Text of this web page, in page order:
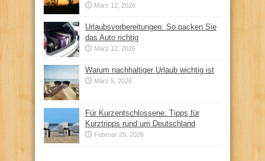
März 12, 2026
Urlaubsvorbereitungen: So packen Sie
das Auto richtig
März 12, 2026
Warum nachhaltiger Urlaub wichtig ist
März 5, 2026
Für Kurzentschlossene: Tipps für
Kurztripps rund um Deutschland
Februar 25, 2026